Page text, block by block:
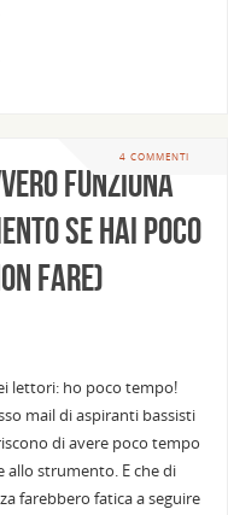
4 COMMENTI
funziona
SE hai poco
fare)
lettori: ho poco tempo!
mail di aspiranti bassisti
di avere poco tempo
allo strumento. E che di
farebbero fatica a seguire